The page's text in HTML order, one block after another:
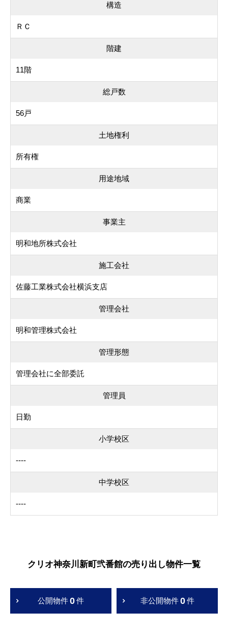
構造
ＲＣ
階建
11階
総戸数
56戸
土地権利
所有権
用途地域
商業
事業主
明和地所株式会社
施工会社
佐藤工業株式会社横浜支店
管理会社
明和管理株式会社
管理形態
管理会社に全部委託
管理員
日勤
小学校区
----
中学校区
----
クリオ神奈川新町弐番館の売り出し物件一覧
公開物件0件 非公開物件 0 件